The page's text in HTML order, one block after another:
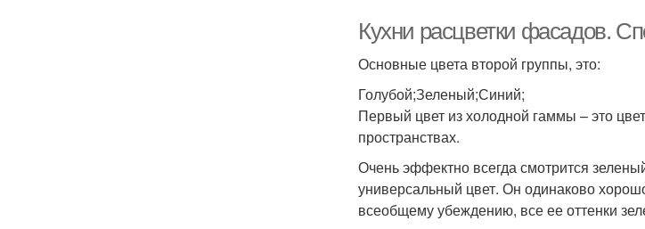
Кухни расцветки фасадов.
Основные цвета второй группы, это:
Голубой;Зеленый;Синий;
Первый цвет из холодной гаммы – это
пространствах.
Очень эффектно всегда смотрится
универсальный цвет. Он одинаково
всеобщему убеждению, все ее оттенки